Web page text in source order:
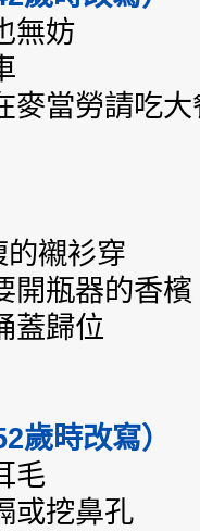
無妨
麥當勞請吃大
襯衫穿
開瓶器的香檳
蓋歸位
歲時改寫）
毛
或挖鼻孔